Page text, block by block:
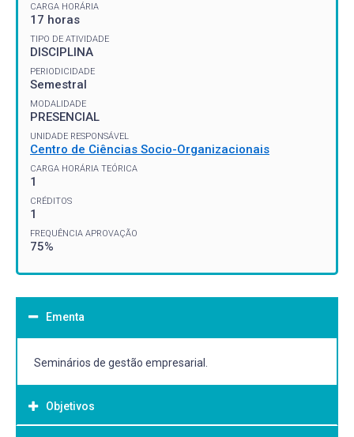
CARGA HORÁRIA
17 horas
TIPO DE ATIVIDADE
DISCIPLINA
PERIODICIDADE
Semestral
MODALIDADE
PRESENCIAL
UNIDADE RESPONSÁVEL
Centro de Ciências Socio-Organizacionais
CARGA HORÁRIA TEÓRICA
1
CRÉDITOS
1
FREQUÊNCIA APROVAÇÃO
75%
Ementa
Seminários de gestão empresarial.
Objetivos